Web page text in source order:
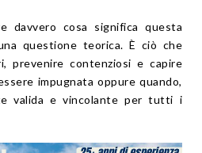
davvero cosa significa questa
questione teorica. È ciò che
prevenire contenziosi e capire
impugnata oppure quando,
valida e vincolante per tutti i